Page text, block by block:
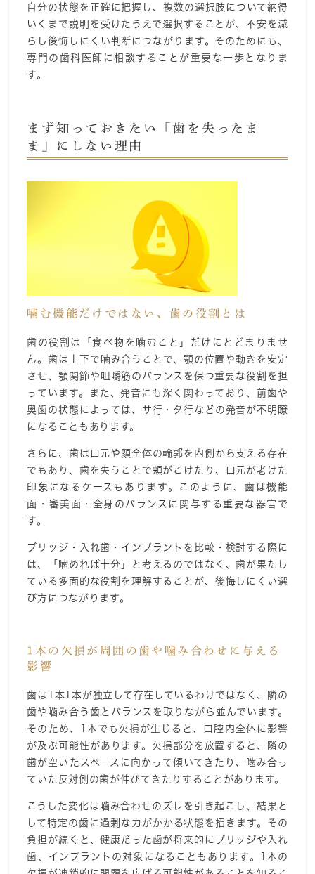
自分の状態を正確に把握し、複数の選択肢について納得
いくまで説明を受けたうえで選択することが、不安を減
らし後悔しにくい判断につながります。そのためにも、
専門の歯科医師に相談することが重要な一歩となりま
す。
まず知っておきたい「歯を失ったま
ま」にしない理由
噛む機能だけではない、歯の役割とは
歯の役割は「食べ物を噛むこと」だけにとどまりませ
ん。歯は上下で噛み合うことで、顎の位置や動きを安定
させ、顎関節や咀嚼筋のバランスを保つ重要な役割を担
っています。また、発音にも深く関わっており、前歯や
奥歯の状態によっては、サ行・タ行などの発音が不明瞭
になることもあります。
さらに、歯は口元や顔全体の輪郭を内側から支える存在
でもあり、歯を失うことで頬がこけたり、口元が老けた
印象になるケースもあります。このように、歯は機能
面・審美面・全身のバランスに関与する重要な器官で
す。
ブリッジ・入れ歯・インプラントを比較・検討する際に
は、「噛めれば十分」と考えるのではなく、歯が果たし
ている多面的な役割を理解することが、後悔しにくい選
び方につながります。
1本の欠損が周囲の歯や噛み合わせに与える
影響
歯は1本1本が独立して存在しているわけではなく、隣の
歯や噛み合う歯とバランスを取りながら並んでいます。
そのため、1本でも欠損が生じると、口腔内全体に影響
が及ぶ可能性があります。欠損部分を放置すると、隣の
歯が空いたスペースに向かって傾いてきたり、噛み合っ
ていた反対側の歯が伸びてきたりすることがあります。
こうした変化は噛み合わせのズレを引き起こし、結果と
して特定の歯に過剰な力がかかる状態を招きます。その
負担が続くと、健康だった歯が将来的にブリッジや入れ
歯、インプラントの対象になることもあります。1本の